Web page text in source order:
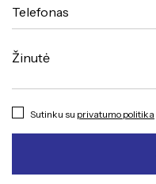
Sutinku su privatumo politika